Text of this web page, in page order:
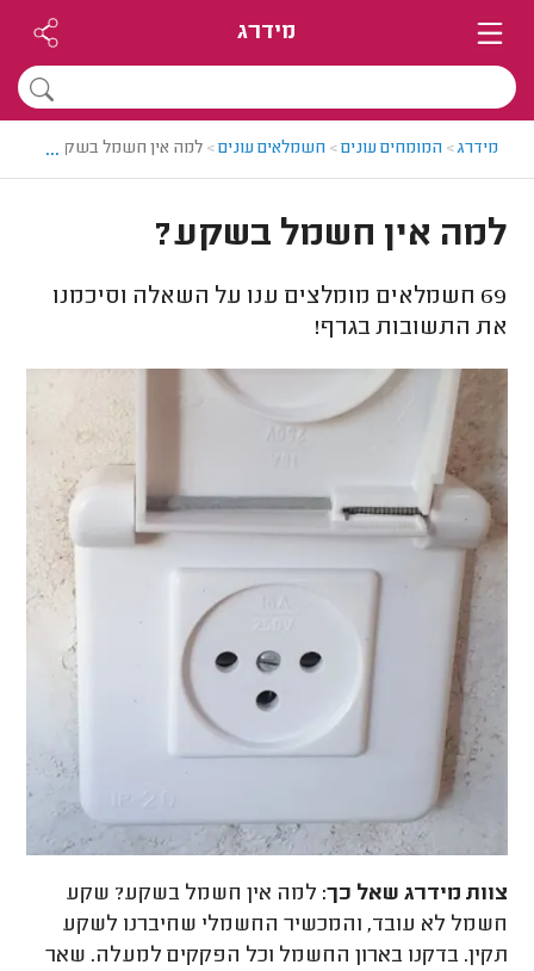
מידרג
מידרג> המומחים עונים> חשמלאים עונים> למה אין חשמל בשקע?
...
למה אין חשמל בשקע?
69 חשמלאים מומלצים ענו על השאלה וסיכמנו
את התשובות בגרף!
צוות מידרג שאל כך: למה אין חשמל בשקע? שקע
חשמל לא עובד, והמכשיר החשמלי שחיברנו לשקע
תקין. בדקנו בארון החשמל וכל הפקקים למעלה. שאר